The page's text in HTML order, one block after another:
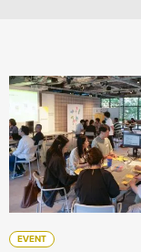
EVENT
Service Design